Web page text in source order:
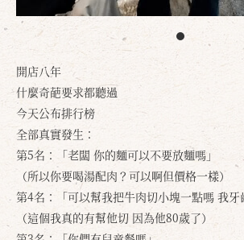
開店八年
什麼奇葩要求都聽過
今天公布排行榜
全部真實發生：
第5名：「老闆 你的麵可以不要放麵嗎」
（所以你要喝湯配肉？可以啊但價格一樣）
第4名：「可以幫我把牛肉切小塊一點嗎 我牙
（這個我真的有幫他切 因為他80歲了）